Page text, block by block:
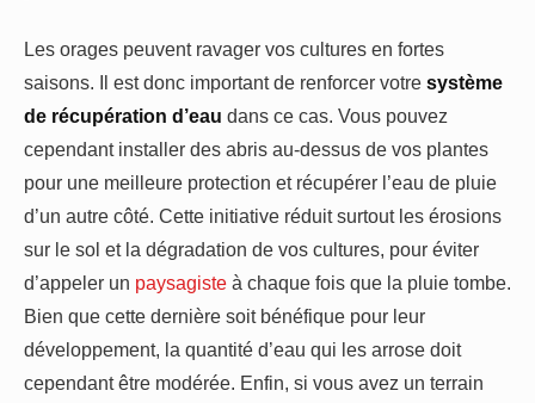
Les orages peuvent ravager vos cultures en fortes
saisons. Il est donc important de renforcer votre système
de récupération d’eau dans ce cas. Vous pouvez
cependant installer des abris au-dessus de vos plantes
pour une meilleure protection et récupérer l’eau de pluie
d’un autre côté. Cette initiative réduit surtout les érosions
sur le sol et la dégradation de vos cultures, pour éviter
d’appeler un paysagiste à chaque fois que la pluie tombe.
Bien que cette dernière soit bénéfique pour leur
développement, la quantité d’eau qui les arrose doit
cependant être modérée. Enfin, si vous avez un terrain